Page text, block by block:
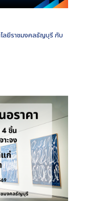
โลยีราชมงคลธัญบุรี กับ